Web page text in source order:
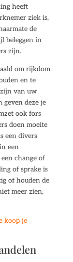
heeft
ziek is,
de
beleggen in
zijn.
om rijkdom
en te
van uw
geven deze je
ook fors
doen moeite
een divers
een
change of
of sprake is
of houden de
meer zien,
koop je